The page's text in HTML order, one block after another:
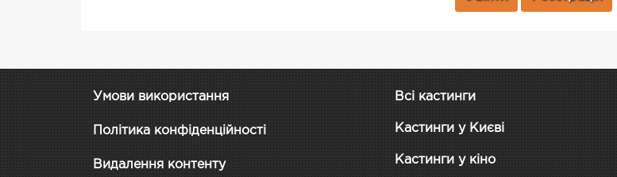
Умови використання
Політика конфіденційності
Видалення контенту
Всі кастинги
Кастинги у Києві
Кастинги у кіно